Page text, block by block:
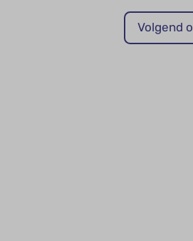
Volgend